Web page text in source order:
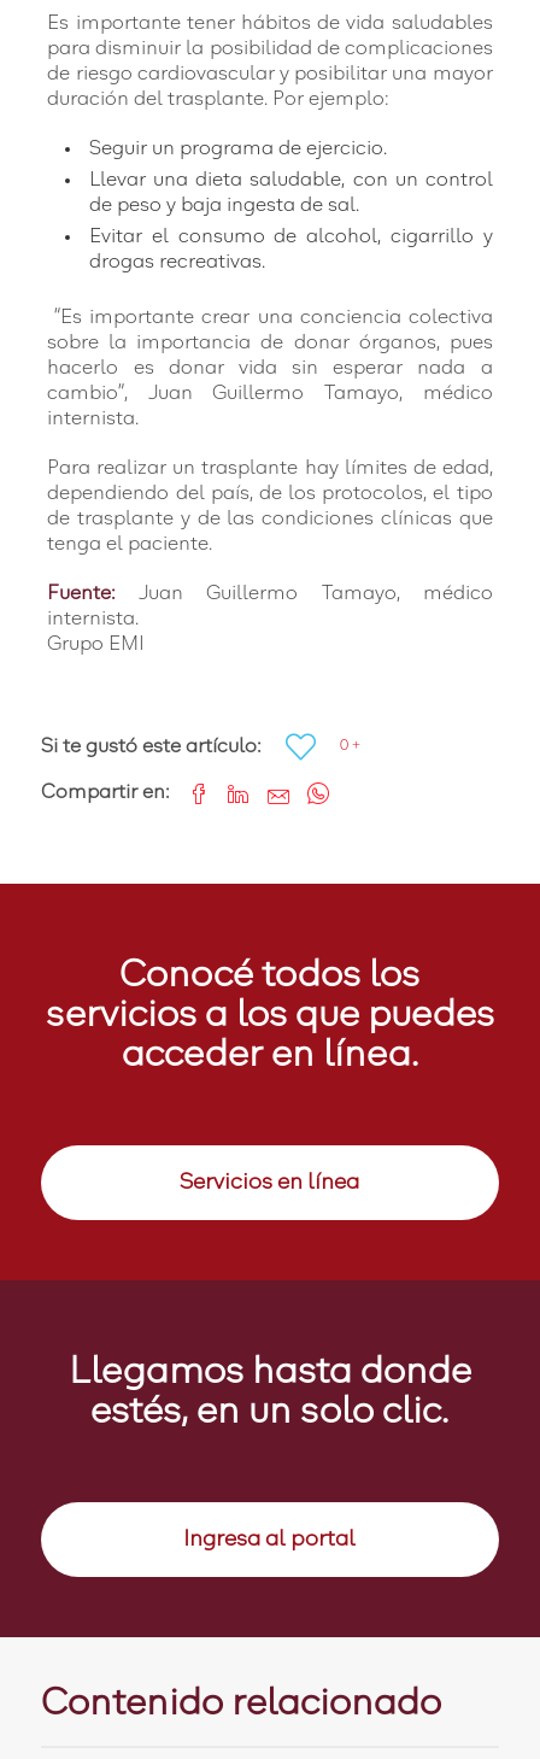
Es importante tener hábitos de vida saludables
para disminuir la posibilidad de complicaciones
de riesgo cardiovascular y posibilitar una mayor
duración del trasplante. Por ejemplo:
Seguir un programa de ejercicio.
Llevar una dieta saludable, con un control
de peso y baja ingesta de sal.
Evitar el consumo de alcohol, cigarrillo y
drogas recreativas.
“Es importante crear una conciencia colectiva
sobre la importancia de donar órganos, pues
hacerlo es donar vida sin esperar nada a
cambio”, Juan Guillermo Tamayo, médico
internista.
Para realizar un trasplante hay límites de edad,
dependiendo del país, de los protocolos, el tipo
de trasplante y de las condiciones clínicas que
tenga el paciente.
Fuente:
Juan Guillermo Tamayo, médico
internista.
Grupo EMI
Si te gustó este artículo: 0 +
Compartir en:
Conocé todos los
servicios a los que puedes
acceder en línea.
Servicios en línea
Llegamos hasta donde
estés, en un solo clic.
Ingresa al portal
Contenido relacionado